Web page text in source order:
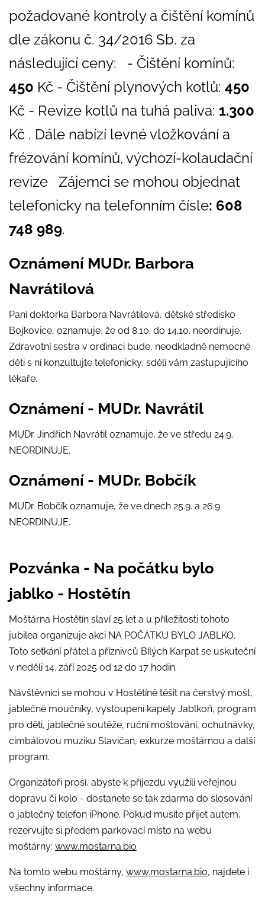
požadované kontroly a čištění komínů
dle zákonu č. 34/2016 Sb. za
následující ceny: - Čištění komínů:
450 Kč - Čištění plynových kotlů: 450
Kč - Revize kotlů na tuhá paliva: 1.300
Kč . Dále nabízí levné vložkování a
frézování komínů, výchozí-kolaudační
revize Zájemci se mohou objednat
telefonicky na telefonním čísle: 608
748 989.
Oznámení MUDr. Barbora
Navrátilová
Paní doktorka Barbora Navrátilová, dětské středisko
Bojkovice, oznamuje, že od 8.10. do 14.10. neordinuje.
Zdravotní sestra v ordinaci bude, neodkladně nemocné
děti s ní konzultujte telefonicky, sdělí vám zastupujícího
lékaře.
Oznámení - MUDr. Navrátil
MUDr. Jindřich Navrátil oznamuje, že ve středu 24.9.
NEORDINUJE.
Oznámení - MUDr. Bobčík
MUDr. Bobčík oznamuje, že ve dnech 25.9. a 26.9.
NEORDINUJE.
Pozvánka - Na počátku bylo
jablko - Hostětín
Moštárna Hostětín slaví 25 let a u příležitosti tohoto
jubilea organizuje akci NA POČÁTKU BYLO JABLKO.
Toto setkání přátel a příznivců Bílých Karpat se uskuteční
v neděli 14. září 2025 od 12 do 17 hodin.
Návštěvníci se mohou v Hostětíně těšit na čerstvý mošt,
jablečné moučníky, vystoupení kapely Jablkoň, program
pro děti, jablečné soutěže, ruční moštování, ochutnávky,
cimbálovou muziku Slavičan, exkurze moštárnou a další
program.
Organizátoři prosí, abyste k příjezdu využili veřejnou
dopravu či kolo - dostanete se tak zdarma do slosování
o jablečný telefon iPhone. Pokud musíte přijet autem,
rezervujte si předem parkovací místo na webu
moštárny: www.mostarna.bio
Na tomto webu moštárny, www.mostarna.bio, najdete i
všechny informace.